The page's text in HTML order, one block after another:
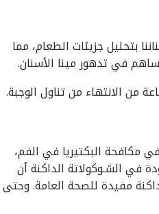
بتحليل جزيئات الطعام، مما
في تدهور مينا الأسنان.
من الانتهاء من تناول الوجبة.
مكافحة البكتيريا في الفم،
في الشـوكولاتة الداكنة أن
مفيدة للصحة العامة. وحتى